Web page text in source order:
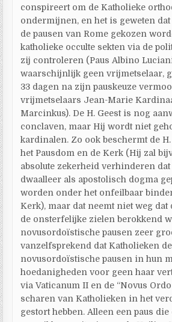
conspireert om de Katholieke
ondermijnen, en het is geweten
de pausen van Rome gekozen
katholieke occulte sekten via de
zij controleren (Paus Albino
waarschijnlijk geen vrijmetselaar,
33 dagen na zijn pauskeuze
vrijmetselaars Jean-Marie
Marcinkus). De H. Geest is nog
conclaven, maar Hij wordt niet
kardinalen. Zo ook beschermt de
het Pausdom en de Kerk (Hij zal
absolute zekerheid verhinderen
dwaalleer als apostolisch dogma
worden onder het onfeilbaar
Kerk), maar dat neemt niet weg dat
de onsterfelijke zielen berokkend
novusordoïstische pausen zeer
vanzelfsprekend dat Katholieken de
novusordoïstische pausen in hun
hoedanigheden voor geen haar
via Vaticanum II en de “Novus
scharen van Katholieken in het
gestort hebben. Alleen een paus die